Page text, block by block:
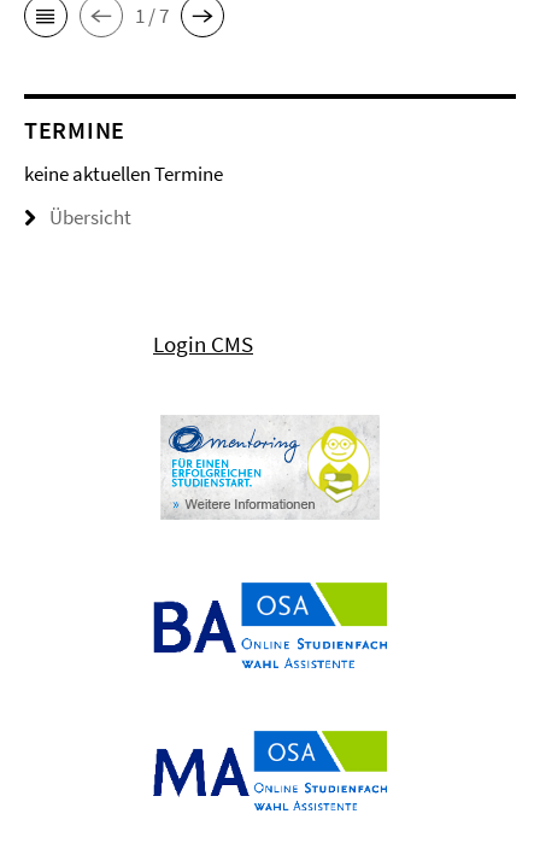
1 / 7
TERMINE
keine aktuellen Termine
Übersicht
Login CMS